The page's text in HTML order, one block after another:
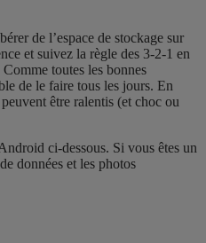
de l’espace de stockage sur
et suivez la règle des 3-2-1 en
toutes les bonnes
de le faire tous les jours. En
être ralentis (et choc ou
ci-dessous. Si vous êtes un
données et les photos